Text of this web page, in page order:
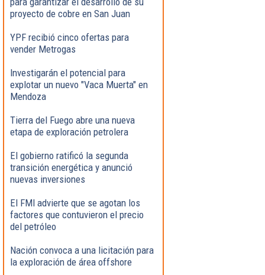
proyecto de cobre en San Juan
YPF recibió cinco ofertas para
vender Metrogas
Investigarán el potencial para
explotar un nuevo "Vaca Muerta" en
Mendoza
Tierra del Fuego abre una nueva
etapa de exploración petrolera
El gobierno ratificó la segunda
transición energética y anunció
nuevas inversiones
El FMI advierte que se agotan los
factores que contuvieron el precio
del petróleo
Nación convoca a una licitación para
la exploración de área offshore